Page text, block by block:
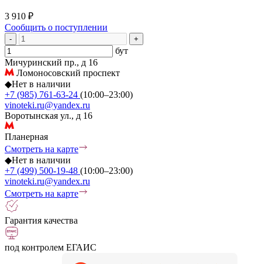
3 910 ₽
Сообщить о поступлении
- +
бут
Мичуринский пр., д 16
Ломоносовский проспект
◆Нет в наличии
+7 (985) 761-63-24 (10:00–23:00)
vinoteki.ru@yandex.ru
Воротынская ул., д 16
Планерная
Смотреть на карте
◆Нет в наличии
+7 (499) 500-19-48 (10:00–23:00)
vinoteki.ru@yandex.ru
Смотреть на карте
Гарантия качества
под контролем ЕГАИС